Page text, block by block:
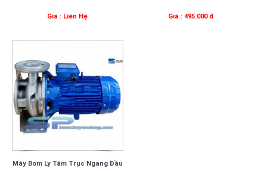
Giá : Liên Hệ Giá : 495.000 đ
Máy Bơm Ly Tâm Trục Ngang Đầu